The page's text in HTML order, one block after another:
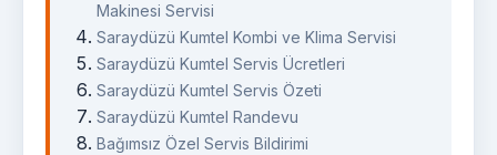
Makinesi Servisi
Saraydüzü Kumtel Kombi ve Klima Servisi
Saraydüzü Kumtel Servis Ücretleri
Saraydüzü Kumtel Servis Özeti
Saraydüzü Kumtel Randevu
Bağımsız Özel Servis Bildirimi